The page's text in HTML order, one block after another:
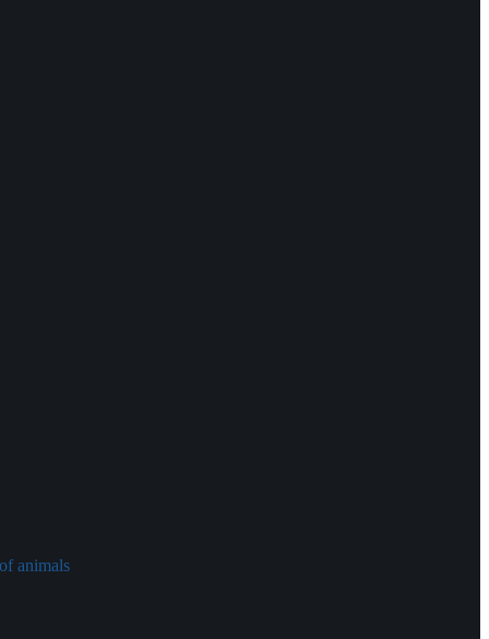
animals